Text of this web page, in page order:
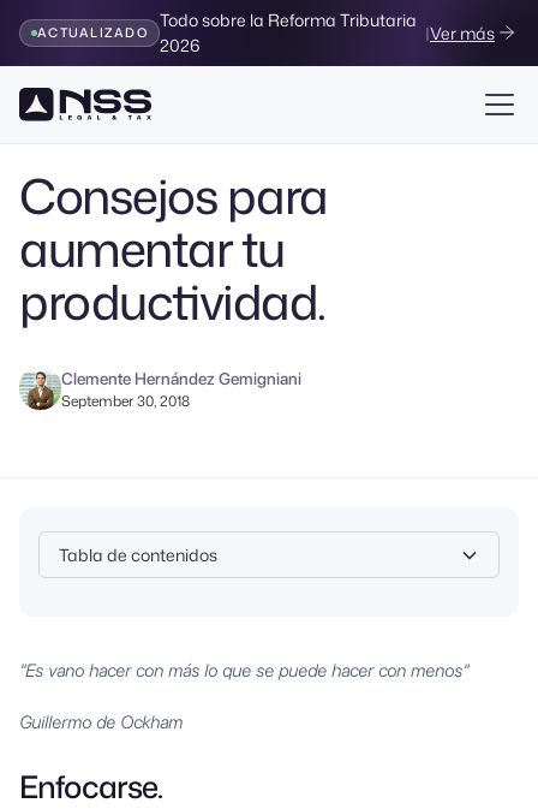
ACTUALIZADO
Todo sobre la Reforma Tributaria
2026
|Ver más
Volver al Blog
Consejos para
aumentar tu
productividad.
Clemente Hernández Gemigniani
September 30, 2018
Tabla de contenidos
"Es vano hacer con más lo que se puede hacer con menos"
Guillermo de Ockham
Enfocarse.